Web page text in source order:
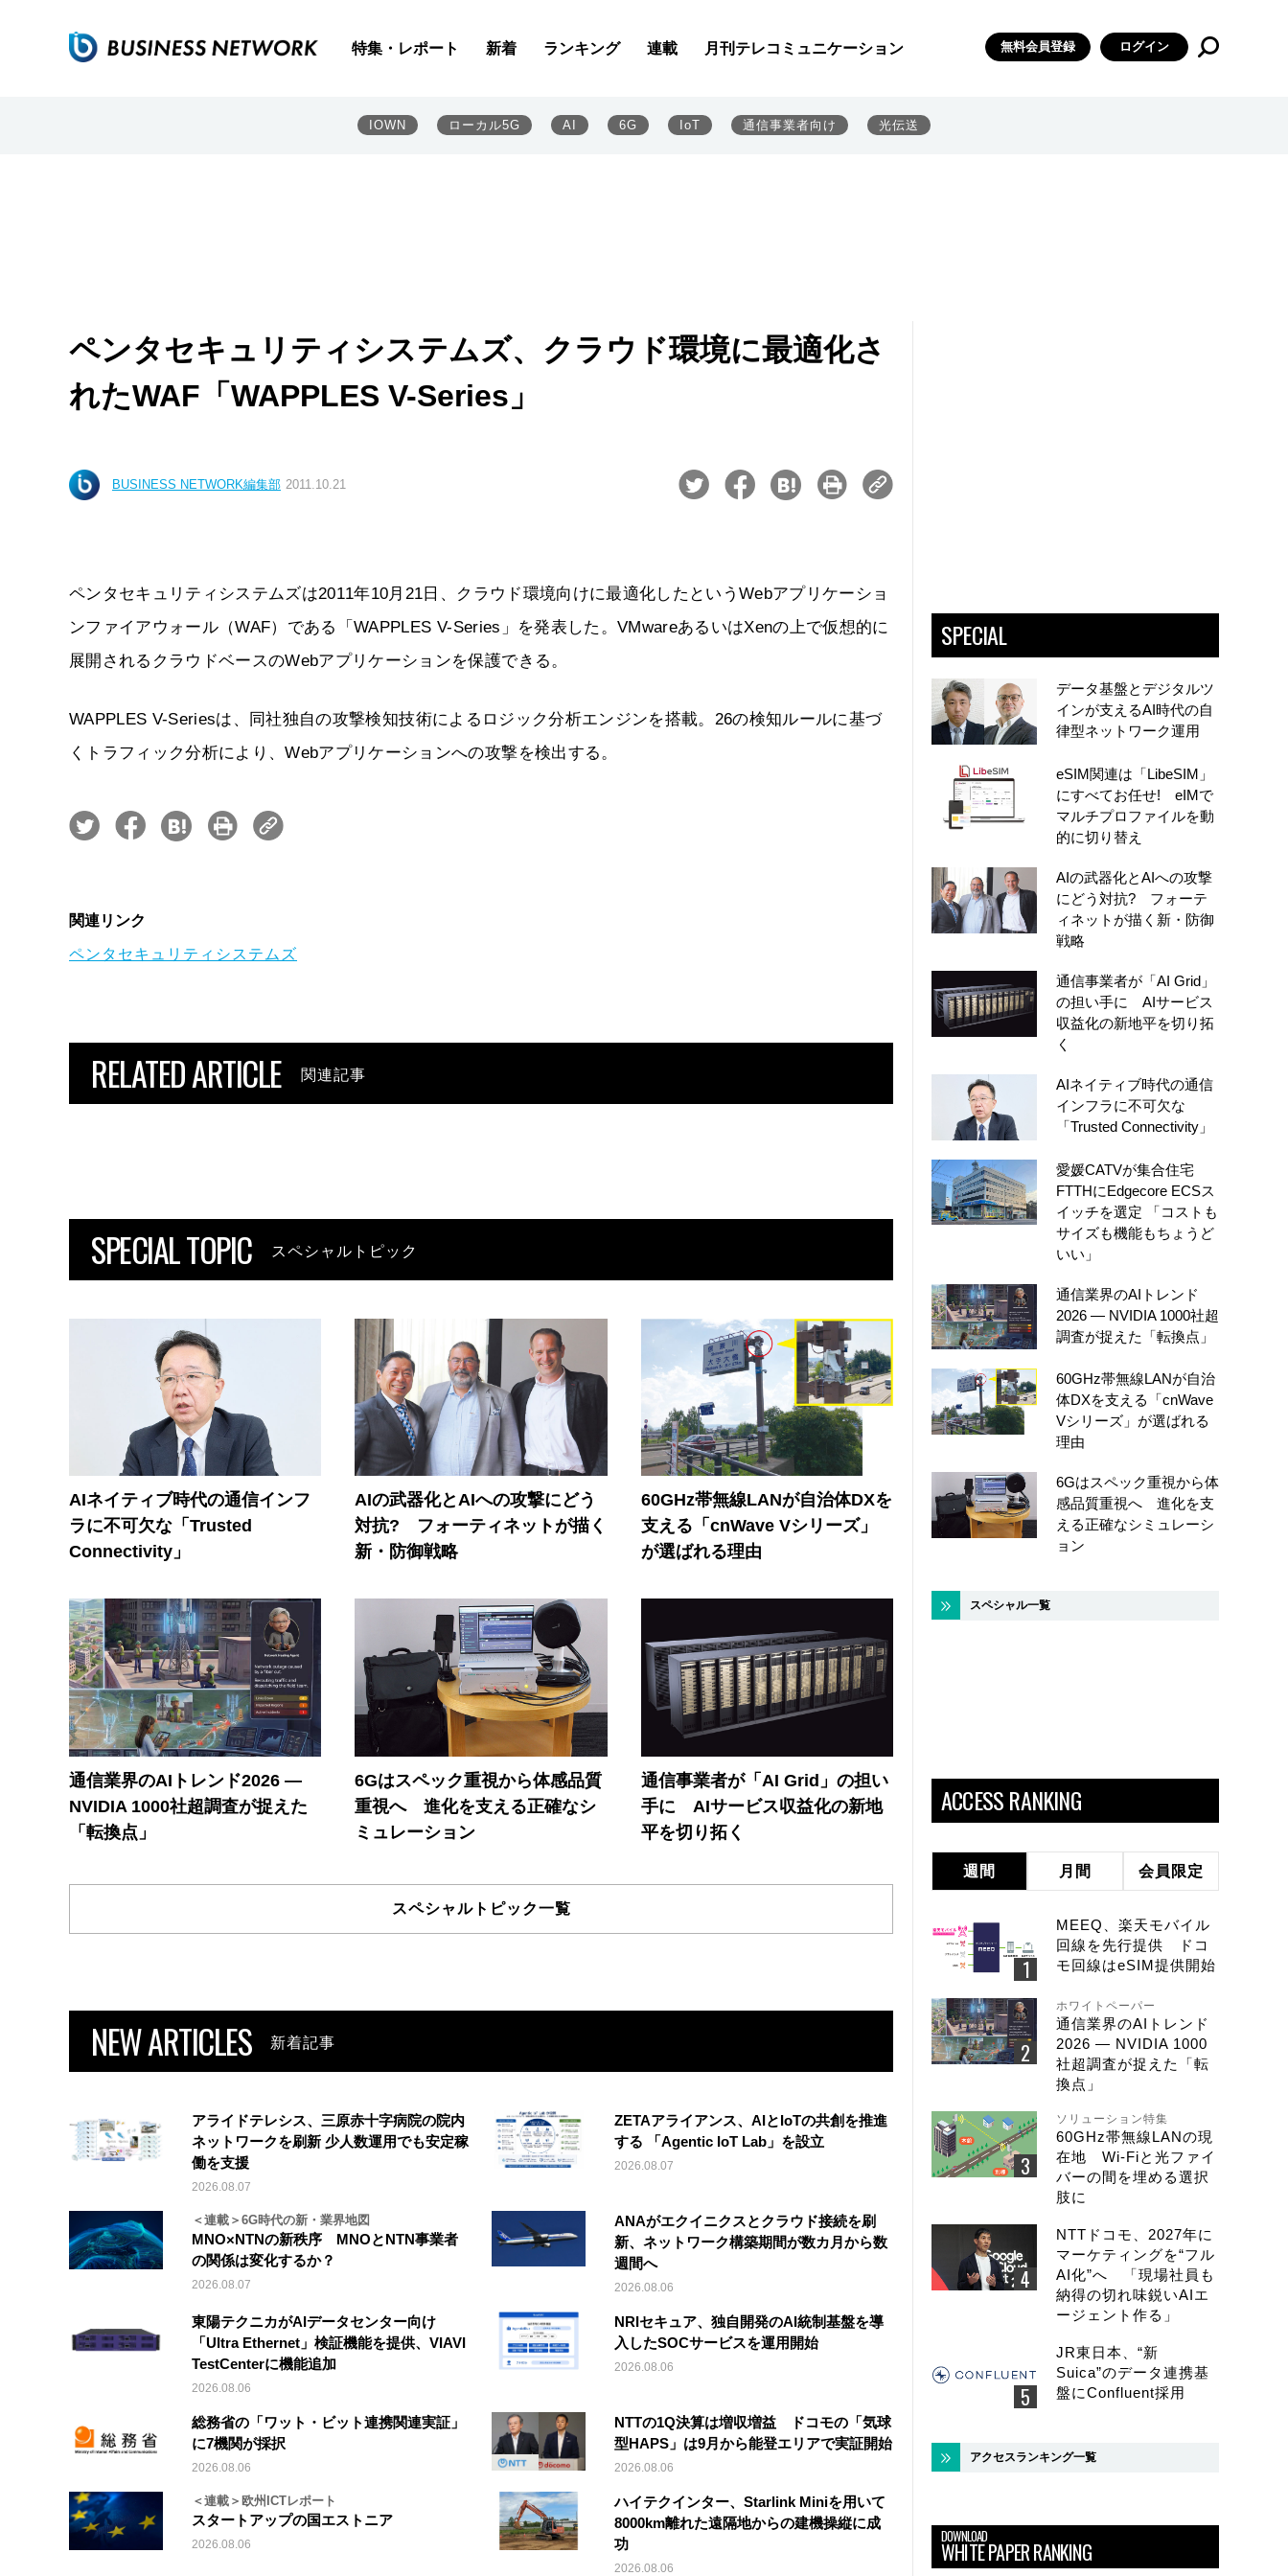
特集・レポート 新着 ランキング 連載 月刊テレコミュニケーション 無料会員登録 ログイン
IOWN ローカル5G AI 6G IoT 通信事業者向け 光伝送
ペンタセキュリティシステムズ、クラウド環境に最適化さ
れたWAF「WAPPLES V-Series」
BUSINESS NETWORK編集部 2011.10.21
ペンタセキュリティシステムズは2011年10月21日、クラウド環境向けに最適化したというWebアプリケーショ
ンファイアウォール（WAF）である「WAPPLES V-Series」を発表した。VMwareあるいはXenの上で仮想的に
展開されるクラウドベースのWebアプリケーションを保護できる。
WAPPLES V-Seriesは、同社独自の攻撃検知技術によるロジック分析エンジンを搭載。26の検知ルールに基づ
くトラフィック分析により、Webアプリケーションへの攻撃を検出する。
関連リンク
ペンタセキュリティシステムズ
RELATED ARTICLE 関連記事
SPECIAL TOPIC スペシャルトピック
AIネイティブ時代の通信インフ
ラに不可欠な「Trusted
Connectivity」
AIの武器化とAIへの攻撃にどう
対抗? フォーティネットが描く
新・防御戦略
60GHz帯無線LANが自治体DXを
支える「cnWave Vシリーズ」
が選ばれる理由
通信業界のAIトレンド2026 ―
NVIDIA 1000社超調査が捉えた
「転換点」
6Gはスペック重視から体感品質
重視へ 進化を支える正確なシ
ミュレーション
通信事業者が「AI Grid」の担い
手に AIサービス収益化の新地
平を切り拓く
スペシャルトピック一覧
NEW ARTICLES 新着記事
アライドテレシス、三原赤十字病院の院内
ネットワークを刷新 少人数運用でも安定稼
働を支援
2026.08.07
ZETAアライアンス、AIとIoTの共創を推進
する 「Agentic IoT Lab」を設立
2026.08.07
＜連載＞6G時代の新・業界地図
MNO×NTNの新秩序 MNOとNTN事業者
の関係は変化するか？
2026.08.07
ANAがエクイニクスとクラウド接続を刷
新、ネットワーク構築期間が数カ月から数
週間へ
2026.08.06
東陽テクニカがAIデータセンター向け
「Ultra Ethernet」検証機能を提供、VIAVI
TestCenterに機能追加
2026.08.06
NRIセキュア、独自開発のAI統制基盤を導
入したSOCサービスを運用開始
2026.08.06
総務省の「ワット・ビット連携関連実証」
に7機関が採択
2026.08.06
NTTの1Q決算は増収増益 ドコモの「気球
型HAPS」は9月から能登エリアで実証開始
2026.08.06
＜連載＞欧州ICTレポート
スタートアップの国エストニア
2026.08.06
ハイテクインター、Starlink Miniを用いて
8000km離れた遠隔地からの建機操縦に成
功
2026.08.06
SPECIAL
データ基盤とデジタルツ
インが支えるAI時代の自
律型ネットワーク運用
eSIM関連は「LibeSIM」
にすべてお任せ! eIMで
マルチプロファイルを動
的に切り替え
AIの武器化とAIへの攻撃
にどう対抗? フォーテ
ィネットが描く新・防御
戦略
通信事業者が「AI Grid」
の担い手に AIサービス
収益化の新地平を切り拓
く
AIネイティブ時代の通信
インフラに不可欠な
「Trusted Connectivity」
愛媛CATVが集合住宅
FTTHにEdgecore ECSス
イッチを選定 「コストも
サイズも機能もちょうど
いい」
通信業界のAIトレンド
2026 ― NVIDIA 1000社超
調査が捉えた「転換点」
60GHz帯無線LANが自治
体DXを支える「cnWave
Vシリーズ」が選ばれる
理由
6Gはスペック重視から体
感品質重視へ 進化を支
える正確なシミュレーシ
ョン
スペシャル一覧
ACCESS RANKING
週間 月間 会員限定
MEEQ、楽天モバイル
回線を先行提供 ドコ
モ回線はeSIM提供開始
ホワイトペーパー
通信業界のAIトレンド
2026 ― NVIDIA 1000
社超調査が捉えた「転
換点」
ソリューション特集
60GHz帯無線LANの現
在地 Wi-Fiと光ファイ
バーの間を埋める選択
肢に
NTTドコモ、2027年に
マーケティングを“フル
AI化”へ 「現場社員も
納得の切れ味鋭いAIエ
ージェント作る」
JR東日本、“新
Suica”のデータ連携基
盤にConfluent採用
アクセスランキング一覧
DOWNLOAD
WHITE PAPER RANKING